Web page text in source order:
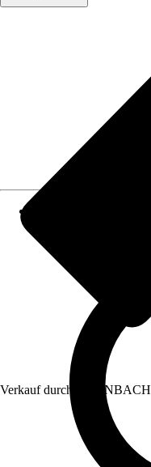
Verkauf durch: HORNBACH